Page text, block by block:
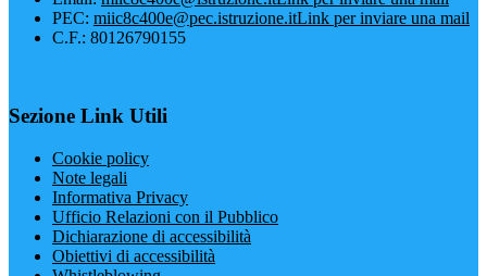
PEC: miic8c400e@pec.istruzione.itLink per inviare una mail
C.F.: 80126790155
Sezione Link Utili
Cookie policy
Note legali
Informativa Privacy
Ufficio Relazioni con il Pubblico
Dichiarazione di accessibilità
Obiettivi di accessibilità